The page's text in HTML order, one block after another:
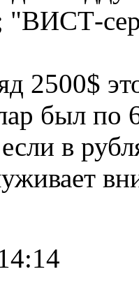
"ВИСТ-
2500$
был по
в